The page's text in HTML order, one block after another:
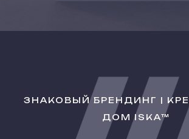
ЗНАКОВЫЙ БРЕНДИНГ |
ДОМ ISKA™